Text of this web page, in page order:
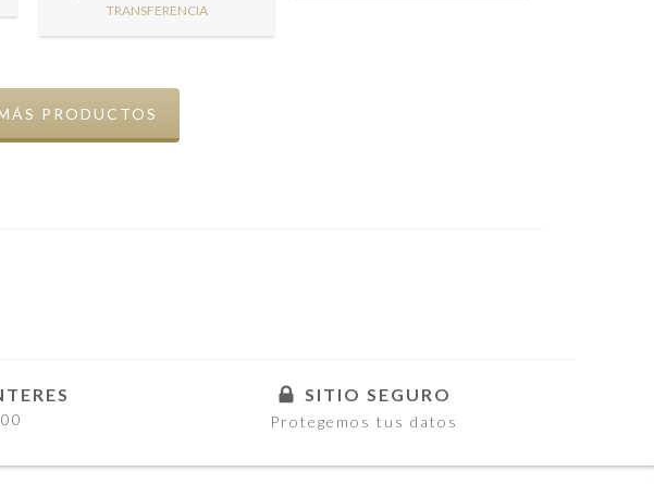
TRANSFERENCIA
PRODUCTOS
SITIO SEGURO
Protegemos tus datos